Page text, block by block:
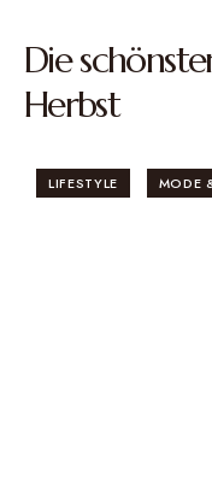
Die
Herbst
LIFESTYLE MODE